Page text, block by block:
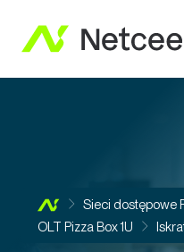
Sieci dostępowe
OLT Pizza Box 1U